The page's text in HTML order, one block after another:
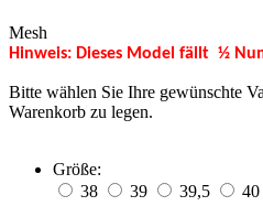
Mesh
Hinweis: Dieses Model fällt ½
Bitte wählen Sie Ihre gewünschte
Warenkorb zu legen.
Größe:
38
39 39,5 40